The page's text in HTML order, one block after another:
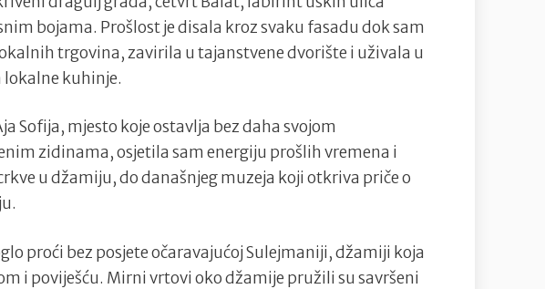
bojama. Prošlost je disala kroz svaku fasadu dok sam
trgovina, zavirila u tajanstvene dvorište i uživala u
kuhinje.
Sofija, mjesto koje ostavlja bez daha svojom
zidinama, osjetila sam energiju prošlih vremena i
u džamiju, do današnjeg muzeja koji otkriva priče o
proći bez posjete očaravajućoj Sulejmaniji, džamiji koja
i poviješću. Mirni vrtovi oko džamije pružili su savršeni